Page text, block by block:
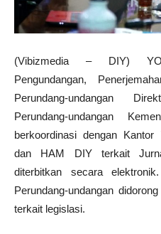
(Vibizmedia – DIY)
Pengundangan,
Perundang-undangan
Perundang-undangan
berkoordinasi dengan
dan HAM DIY terkait
diterbitkan secara
Perundang-undangan
terkait legislasi.